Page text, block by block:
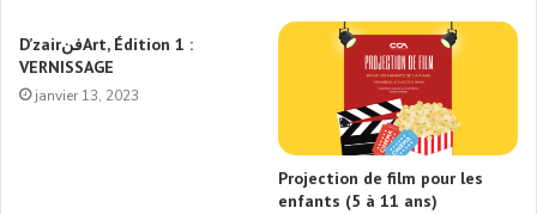
D’zairفنArt, Édition 1 :
VERNISSAGE
janvier 13, 2023
Projection de film pour les
enfants (5 à 11 ans)